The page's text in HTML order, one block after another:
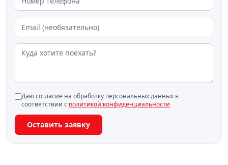
Даю согласие на обработку персональных данных в
соответствии с политикой конфиденциальности
Оставить заявку